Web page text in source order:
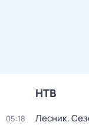
НТВ
05:18 Лесник.